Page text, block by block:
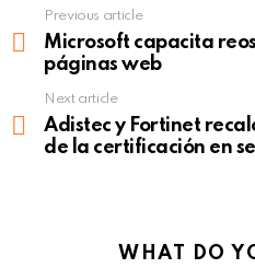
more
Previous article
Microsoft capacita
páginas web
Next article
Adistec y Fortinet
de la certificación en
WHAT DO